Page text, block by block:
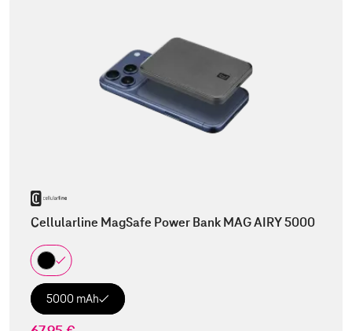
Cellularline MagSafe Power Bank MAG AIRY 5000
5000 mAh